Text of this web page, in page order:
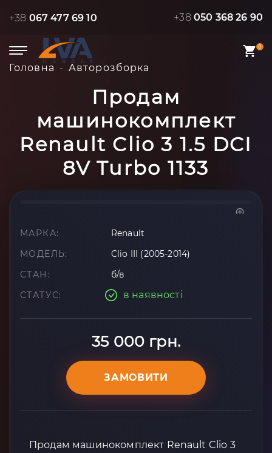
+38 067 477 69 10 +38 050 368 26 90
0
Головна Авторозборка
Продам
машинокомплект
Renault Clio 3 1.5 DCI
8V Turbo 1133
МАРКА:
Renault
МОДЕЛЬ:
Clio III (2005-2014)
СТАН:
б/в
СТАТУС:
в наявності
35 000 грн.
ЗАМОВИТИ
Продам машинокомплект Renault Clio 3